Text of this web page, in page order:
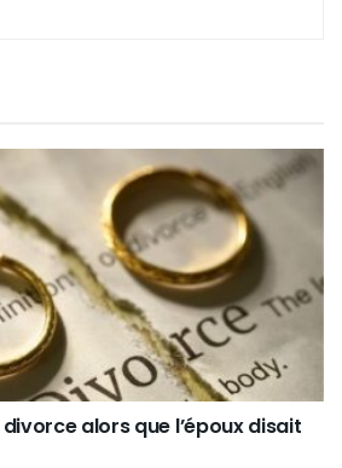
alors que l’époux disait